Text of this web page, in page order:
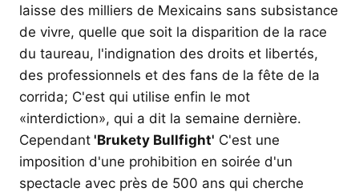
laisse des milliers de Mexicains sans subsistance
de vivre, quelle que soit la disparition de la race
du taureau, l'indignation des droits et libertés,
des professionnels et des fans de la fête de la
corrida; C'est qui utilise enfin le mot
«interdiction», qui a dit la semaine dernière.
Cependant 'Brukety Bullfight' C'est une
imposition d'une prohibition en soirée d'un
spectacle avec près de 500 ans qui cherche